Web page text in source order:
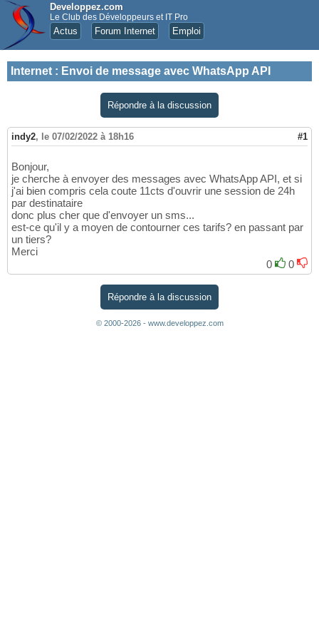
Developpez.com
Le Club des Développeurs et IT Pro
Actus Forum Internet Emploi
Internet : Envoi de message avec WhatsApp API
Répondre à la discussion
indy2, le 07/02/2022 à 18h16 #1
Bonjour,
je cherche à envoyer des messages avec WhatsApp API, et si
j'ai bien compris cela coute 11cts d'ouvrir une session de 24h
par destinataire
donc plus cher que d'envoyer un sms...
est-ce qu'il y a moyen de contourner ces tarifs? en passant par
un tiers?
Merci
0
0
Répondre à la discussion
© 2000-2026 - www.developpez.com